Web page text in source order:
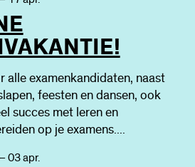
alle examenkandidaten, naast
feesten en dansen, ook
succes met leren en
op je examens....
03 apr.